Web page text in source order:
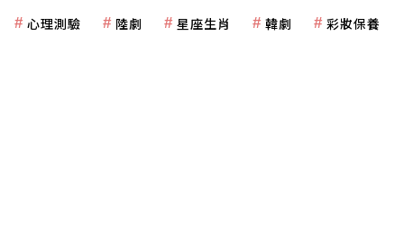
心理測驗 陸劇 星座生肖 韓劇 彩妝保養